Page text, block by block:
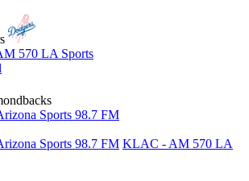
570 LA Sports
Sports 98.7 FM
Sports 98.7 FM KLAC - AM 570 LA